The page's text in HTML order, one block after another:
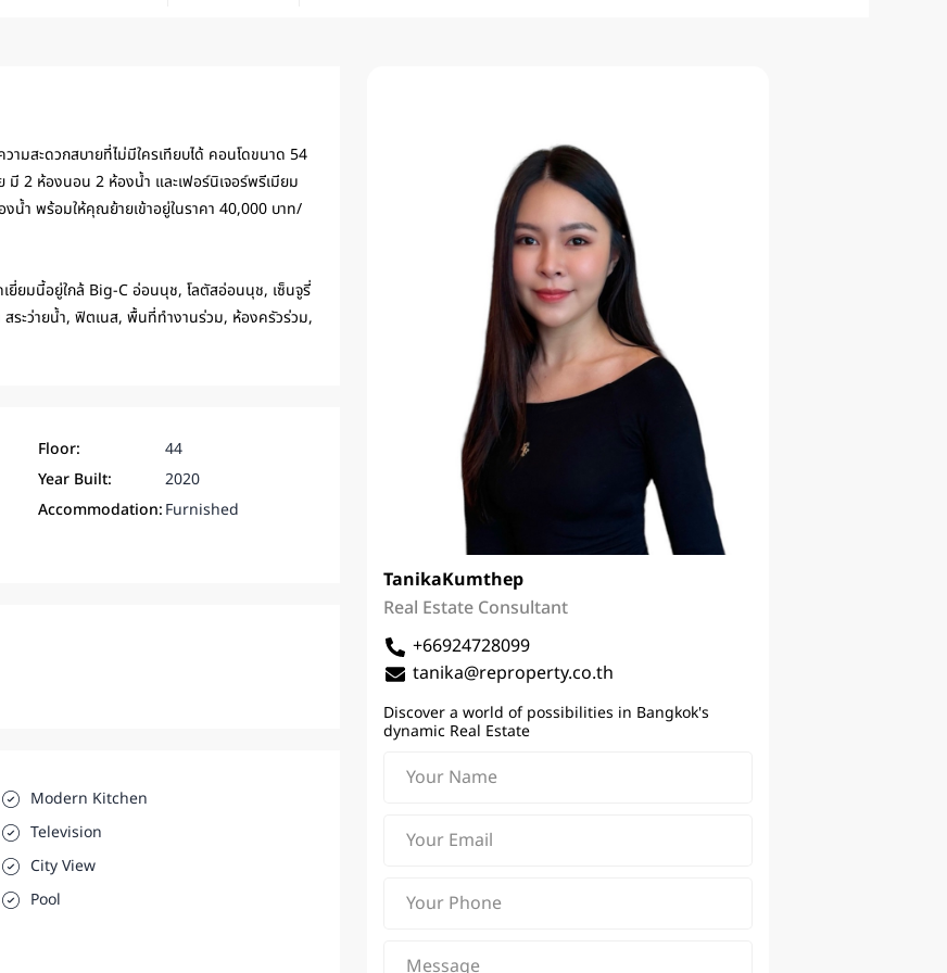
มสะดวกสบายที่ไม่มีใครเทียบได้ คอนโดขนาด 54
มี 2 ห้องนอน 2 ห้องน้ำ และเฟอร์นิเจอร์พรีเมียม
น้ำ พร้อมให้คุณย้ายเข้าอยู่ในราคา 40,000 บาท/
ยี่ยมนี้อยู่ใกล้ Big-C อ่อนนุช, โลตัสอ่อนนุช, เซ็นจูรี่
ระว่ายน้ำ, ฟิตเนส, พื้นที่ทำงานร่วม, ห้องครัวร่วม,
Floor:
44
Year Built:
2020
Accommodation:Furnished
Modern Kitchen
Television
City View
Pool
TanikaKumthep
Real Estate Consultant
+66924728099
tanika@reproperty.co.th
Discover a world of possibilities in Bangkok's
dynamic Real Estate